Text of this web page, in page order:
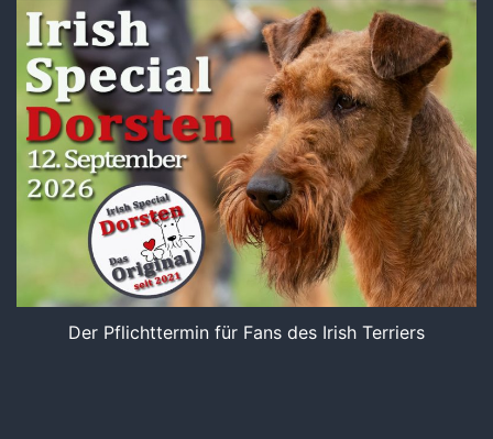
Der Pflichttermin für Fans des Irish Terriers